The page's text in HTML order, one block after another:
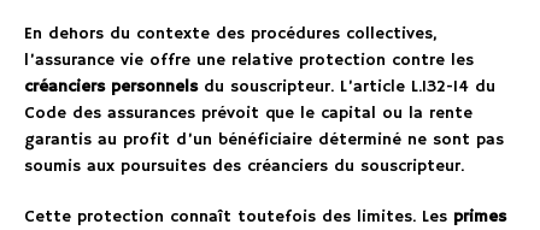
En dehors du contexte des procédures collectives,
l’assurance vie offre une relative protection contre les
créanciers personnelsdu souscripteur. L’article L.132-14 du
Code des assurances prévoit que le capital ou la rente
garantis au profit d’un bénéficiaire déterminé ne sont pas
soumis aux poursuites des créanciers du souscripteur.
Cette protection connaît toutefois des limites. Les primes